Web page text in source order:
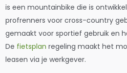
is een mountainbike die is
profrenners voor cross-country
gemaakt voor sportief gebruik en
De fietsplan regeling maakt het
leasen via je werkgever.